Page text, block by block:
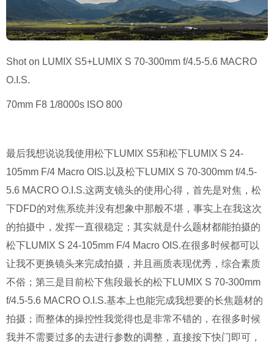
Shot on LUMIX S5+LUMIX S 70-300mm f/4.5-5.6 MACRO
O.I.S.
70mm F8 1/8000s ISO 800
最后我想说说我使用松下LUMIX S5和松下LUMIX S 24-
105mm F/4 Macro OIS.以及松下LUMIX S 70-300mm f/4.5-
5.6 MACRO O.I.S.这两支镜头的使用心得，首先是对焦，松
下DFD的对焦系统并没有想象中那般不堪，事实上在我这次
的拍摄中，发挥一直很稳定；其实就是什么题材都能拍摄的
松下LUMIX S 24-105mm F/4 Macro OIS.在很多时候都可以
让我不更换镜头来完成拍摄，并且画质表现优秀，综合素质
不俗；第三是目前松下焦段最长的松下LUMIX S 70-300mm
f/4.5-5.6 MACRO O.I.S.基本上也能完成我想要的长焦题材的
拍摄；而整体的操控性我觉得也是非常不错的，在很多时候
我并不需要过多的去进行参数的调整，直接按下快门即可，